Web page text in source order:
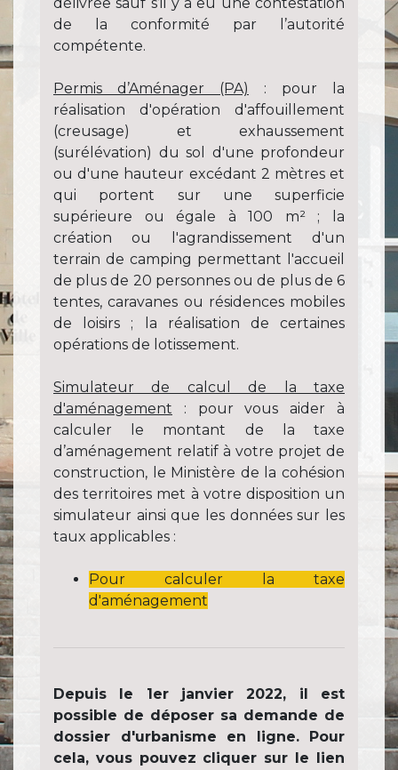
de la conformité par l’autorité
compétente.
Permis d’Aménager (PA)
: pour la
réalisation d'opération d'affouillement
(creusage) et exhaussement
(surélévation) du sol d'une profondeur
ou d'une hauteur excédant 2 mètres et
qui portent sur une superficie
supérieure ou égale à 100 m² ; la
création ou l'agrandissement d'un
terrain de camping permettant l'accueil
de plus de 20 personnes ou de plus de 6
tentes, caravanes ou résidences mobiles
de loisirs ; la réalisation de certaines
opérations de lotissement.
Simulateur de calcul de la taxe
d'aménagement : pour vous aider à
calculer le montant de la taxe
d’aménagement relatif à votre projet de
construction, le Ministère de la cohésion
des territoires met à votre disposition un
simulateur ainsi que les données sur les
taux applicables :
Pour calculer la taxe
d'aménagement
Depuis le 1er janvier 2022, il est
possible de déposer sa demande de
dossier d'urbanisme en ligne. Pour
cela, vous pouvez cliquer sur le lien